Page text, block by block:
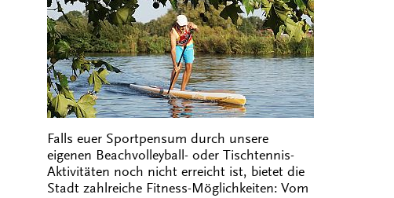
Falls euer Sportpensum durch unsere
eigenen Beachvolleyball- oder Tischtennis-
Aktivitäten noch nicht erreicht ist, bietet die
Stadt zahlreiche Fitness-Möglichkeiten: Vom